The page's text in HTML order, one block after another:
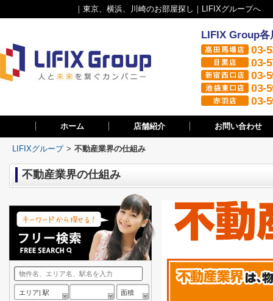
｜東京、横浜、川崎のお部屋探し｜LIFIXグループへ
LIFIX Group各
03-
03-
03-
03-
03-
ホーム 店舗紹介 お問い合わせ
LIFIXグループ > 不動産業界の仕組み
不動産業界の仕組み
エリア| 駅 面積